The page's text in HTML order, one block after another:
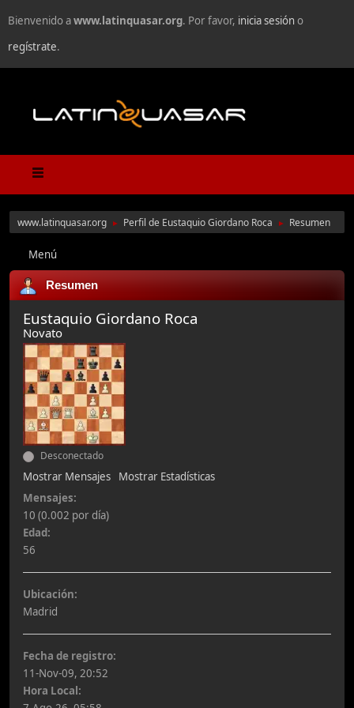
Bienvenido awww.latinquasar.org. Por favor, inicia sesióno
regístrate.
www.latinquasar.org ► Perfil de Eustaquio Giordano Roca ► Resumen
Menú
Resumen
Eustaquio Giordano Roca
Novato
Desconectado
Mostrar Mensajes
Mostrar Estadísticas
Mensajes:
10 (0.002 por día)
Edad:
56
Ubicación:
Madrid
Fecha de registro:
11-Nov-09, 20:52
Hora Local: